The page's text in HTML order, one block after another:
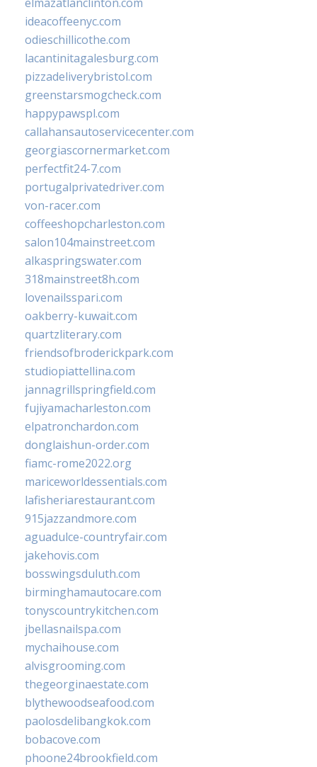
ideacoffeenyc.com
odieschillicothe.com
lacantinitagalesburg.com
pizzadeliverybristol.com
greenstarsmogcheck.com
happypawspl.com
callahansautoservicecenter.com
georgiascornermarket.com
perfectfit24-7.com
portugalprivatedriver.com
von-racer.com
coffeeshopcharleston.com
salon104mainstreet.com
alkaspringswater.com
318mainstreet8h.com
lovenailsspari.com
oakberry-kuwait.com
quartzliterary.com
friendsofbroderickpark.com
studiopiattellina.com
jannagrillspringfield.com
fujiyamacharleston.com
elpatronchardon.com
donglaishun-order.com
fiamc-rome2022.org
mariceworldessentials.com
lafisheriarestaurant.com
915jazzandmore.com
aguadulce-countryfair.com
jakehovis.com
bosswingsduluth.com
birminghamautocare.com
tonyscountrykitchen.com
jbellasnailspa.com
mychaihouse.com
alvisgrooming.com
thegeorginaestate.com
blythewoodseafood.com
paolosdelibangkok.com
bobacove.com
phoone24brookfield.com